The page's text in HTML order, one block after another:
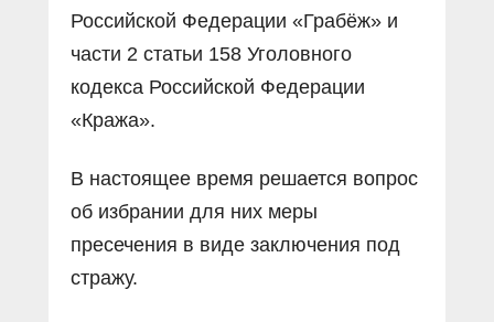
Российской Федерации «Грабёж» и
части 2 статьи 158 Уголовного
кодекса Российской Федерации
«Кража».
В настоящее время решается вопрос
об избрании для них меры
пресечения в виде заключения под
стражу.